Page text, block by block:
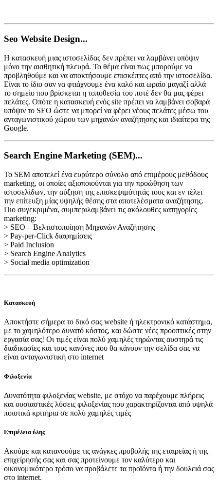
Seo Website Design...
Η κατασκευή μιας ιστοσελίδας δεν πρέπει να λαμβάνει υπόψιν
μόνο την αισθητική πλευρά. Το θέμα είναι πως μπορούμε να
προβληθούμε και να αποκτήσουμε επισκέπτες από την ιστοσελίδα.
Είναι το ίδιο σαν να φτιάχνουμε ένα καλό και ωραίο μαγαζί αλλά
το σημείο που βρίσκεται η τοποθεσία του ποτέ δεν θα μας φέρει
πελάτες. Οπότε η κατασκευή ενός site πρέπει να λαμβάνει σοβαρά
υπόψιν το SEO ώστε να μπορεί να φέρει νέους πελάτες μέσω του
ανταγωνιστικού χώρου των μηχανών αναζήτησης και ιδιαίτερα της
Google.
Search Engine Marketing (SEM)...
Το SEM αποτελεί ένα ευρύτερο σύνολο από επιμέρους μεθόδους
marketing, οι οποίες αξιοποιούνται για την προώθηση των
ιστοσελίδων, την αύξηση της επισκεψιμότητάς τους και εν τέλει
την επίτευξη μίας υψηλής θέσης στα αποτελέσματα αναζήτησης.
Πιο συγεκριμένα, συμπεριλαμβάνει τις ακόλουθες κατηγορίες
marketing:
> SEO – Βελτιστοποίηση Μηχανών Αναζήτησης
> Pay-per-Click διαφημίσεις
> Paid Inclusion
> Search Engine Analytics
> Social media optimization
Κατασκευή
Αποκτήστε σήμερα το δικό σας website ή ηλεκτρονικό κατάστημα,
με το χαμηλότερο δυνατό κόστος, και δώστε νέες προοπτικές στην
εργασία σας! Οι τιμές είναι πολύ χαμηλές τηρώντας αυστηρά τις
διαδικασίες και τους κανόνες που θα κάνουν την σελίδα σας να
είναι ανταγωνιστική στο internet
Φιλοξενία
Δυνατότητα φιλοξενίας website, με στόχο να παρέχουμε πλήρεις
και ουσιαστικές λύσεις φιλοξενίας που χαρακτηρίζονται από υψηλά
ποιοτικά κριτήρια σε πολύ χαμηλές τιμές
Επιμέλεια ύλης
Ακούμε και κατανοούμε τις ανάγκες προβολής της εταιρείας ή της
επιχείρησής σας και σας προτείνουμε τον καλύτερο και
οικονομικότερο τρόπο να προβάλετε τα προϊόντα ή την δουλειά σας
στο internet.